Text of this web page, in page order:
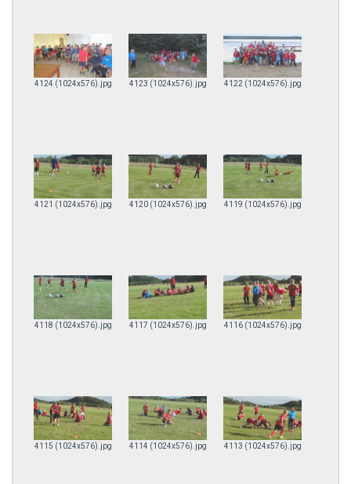
4124 (1024x576).jpg 4123 (1024x576).jpg 4122 (1024x576).jpg
4121 (1024x576).jpg 4120 (1024x576).jpg 4119 (1024x576).jpg
4118 (1024x576).jpg 4117 (1024x576).jpg 4116 (1024x576).jpg
4115 (1024x576).jpg 4114 (1024x576).jpg 4113 (1024x576).jpg